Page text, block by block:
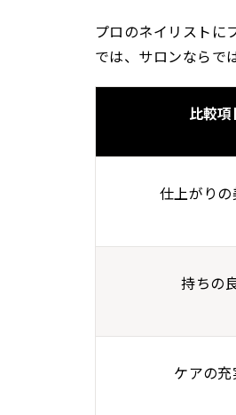
プロのネイリストに
では、サロンならで
比較項
仕上がりの
持ちの
ケアの充